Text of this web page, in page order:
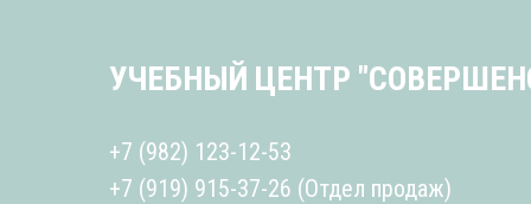
УЧЕБНЫЙ ЦЕНТР
+7 (982) 123-12-53
+7 (919) 915-37-26 (Отдел продаж)